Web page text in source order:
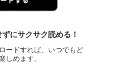
13・20合併号
にサクサク読める！
ードすれば、いつでもど
しめます。